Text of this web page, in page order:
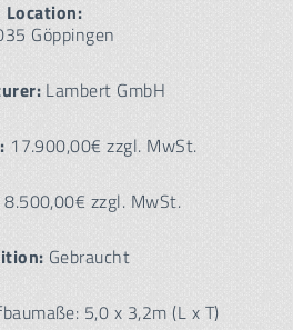
Location:
Göppingen
Lambert GmbH
17.900,00€ zzgl. MwSt.
8.500,00€ zzgl. MwSt.
Gebraucht
5,0 x 3,2m (L x T)